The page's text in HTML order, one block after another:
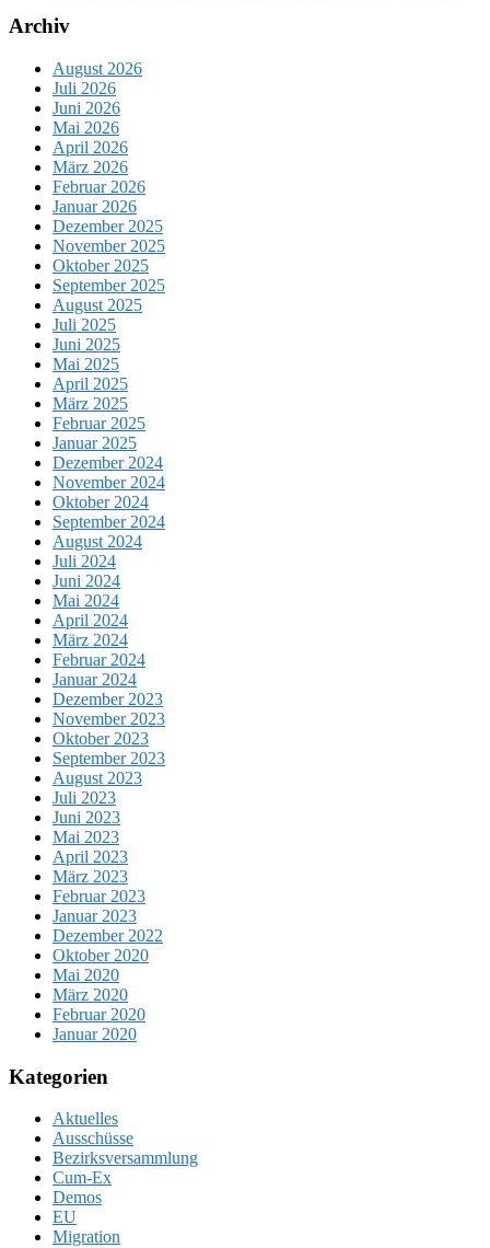
Archiv
August 2026
Juli 2026
Juni 2026
Mai 2026
April 2026
März 2026
Februar 2026
Januar 2026
Dezember 2025
November 2025
Oktober 2025
September 2025
August 2025
Juli 2025
Juni 2025
Mai 2025
April 2025
März 2025
Februar 2025
Januar 2025
Dezember 2024
November 2024
Oktober 2024
September 2024
August 2024
Juli 2024
Juni 2024
Mai 2024
April 2024
März 2024
Februar 2024
Januar 2024
Dezember 2023
November 2023
Oktober 2023
September 2023
August 2023
Juli 2023
Juni 2023
Mai 2023
April 2023
März 2023
Februar 2023
Januar 2023
Dezember 2022
Oktober 2020
Mai 2020
März 2020
Februar 2020
Januar 2020
Kategorien
Aktuelles
Ausschüsse
Bezirksversammlung
Cum-Ex
Demos
EU
Migration